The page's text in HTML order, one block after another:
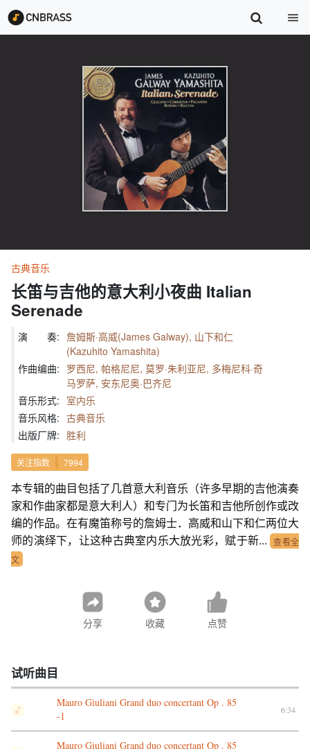
古典音乐
长笛与吉他的意大利小夜曲 Italian
Serenade
演 奏: 詹姆斯·高威(James Galway), 山下和仁
(Kazuhito Yamashita)
作曲编曲: 罗西尼, 帕格尼尼, 莫罗·朱利亚尼, 多梅尼科·奇
马罗萨, 安东尼奥·巴齐尼
音乐形式: 室内乐
音乐风格: 古典音乐
出版厂牌: 胜利
关注指数 7994
本专辑的曲目包括了几首意大利音乐（许多早期的吉他演奏
家和作曲家都是意大利人）和专门为长笛和吉他所创作或改
编的作品。在有魔笛称号的詹姆士．高威和山下和仁两位大
师的演绎下，让这种古典室内乐大放光彩，赋于新... 查看全
文
分享 收藏 点赞
试听曲目
Mauro Giuliani Grand duo concertant Op . 85
-1
6:34
Mauro Giuliani Grand duo concertant Op . 85